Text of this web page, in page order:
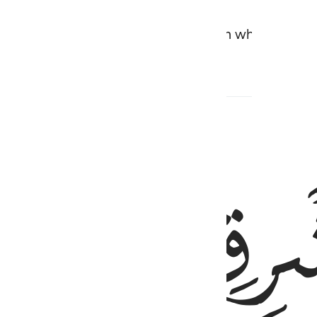
Lord, and devote yourself to Him
٩